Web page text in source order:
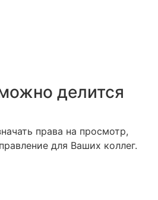
делится
права на просмотр,
для Ваших коллег.